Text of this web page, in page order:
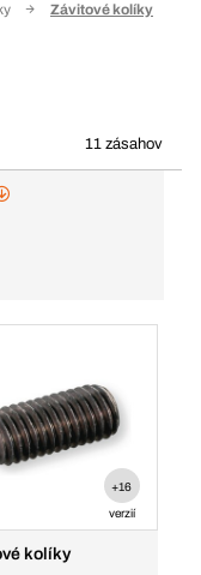
Závitové kolíky
11 zásahov
+16
verzií
kolíky